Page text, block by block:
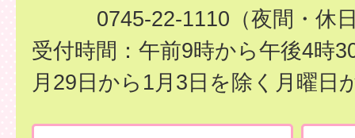
0745-22-1110（夜間・休
受付時間：午前9時から午後4時
月29日から1月3日を除く月曜日